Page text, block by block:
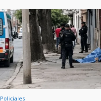
Policiales